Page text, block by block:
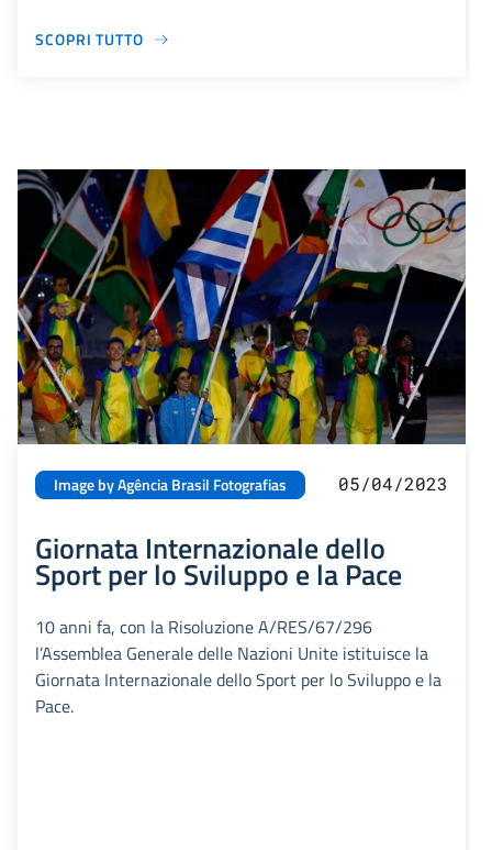
SCOPRI TUTTO
Image by Agência Brasil Fotografias 05/04/2023
Giornata Internazionale dello
Sport per lo Sviluppo e la Pace
10 anni fa, con la Risoluzione A/RES/67/296
l’Assemblea Generale delle Nazioni Unite istituisce la
Giornata Internazionale dello Sport per lo Sviluppo e la
Pace.